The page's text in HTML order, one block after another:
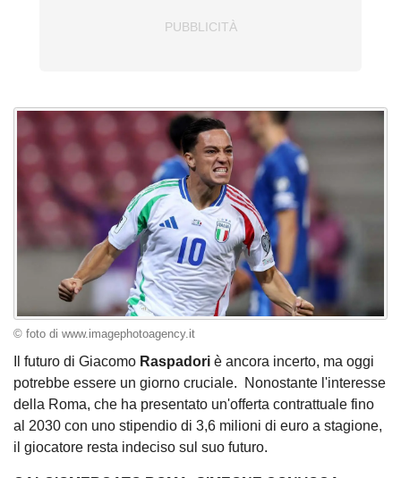
© foto di www.imagephotoagency.it
Il futuro di Giacomo Raspadori è ancora incerto, ma oggi
potrebbe essere un giorno cruciale. Nonostante l'interesse
della Roma, che ha presentato un'offerta contrattuale fino
al 2030 con uno stipendio di 3,6 milioni di euro a stagione,
il giocatore resta indeciso sul suo futuro.